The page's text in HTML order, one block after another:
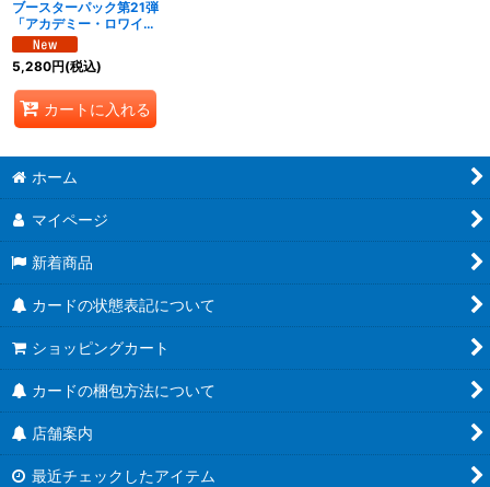
ブースターパック第21弾
「アカデミー・ロワイヤ
ル」【未開封BOX】{-}
《-》
5,280円(税込)
カートに入れる
ホーム
マイページ
新着商品
カードの状態表記について
ショッピングカート
カードの梱包方法について
店舗案内
最近チェックしたアイテム